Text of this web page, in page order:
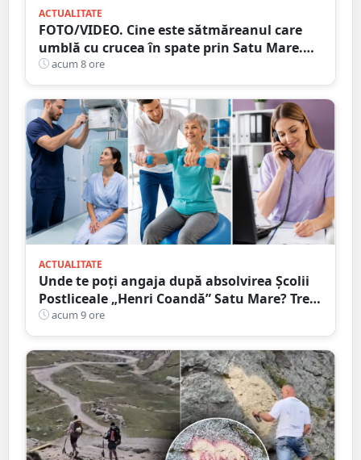
ACTUALITATE
FOTO/VIDEO. Cine este sătmăreanul care
umblă cu crucea în spate prin Satu Mare.
De ce face acest gest
acum 8 ore
ACTUALITATE
Unde te poți angaja după absolvirea Școlii
Postliceale „Henri Coandă” Satu Mare? Trei
calificări medicale, numeroase oportunități
de carieră
acum 9 ore